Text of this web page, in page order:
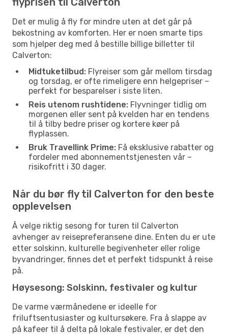
Det er mulig å fly for mindre uten at det går på
bekostning av komforten. Her er noen smarte tips
som hjelper deg med å bestille billige billetter til
Calverton:
Midtuketilbud: Flyreiser som går mellom tirsdag
og torsdag, er ofte rimeligere enn helgepriser –
perfekt for besparelser i siste liten.
Reis utenom rushtidene: Flyvninger tidlig om
morgenen eller sent på kvelden har en tendens
til å tilby bedre priser og kortere køer på
flyplassen.
Bruk Travellink Prime: Få eksklusive rabatter og
fordeler med abonnementstjenesten vår –
risikofritt i 30 dager.
Når du bør fly til Calverton for den beste
opplevelsen
Å velge riktig sesong for turen til Calverton
avhenger av reisepreferansene dine. Enten du er ute
etter solskinn, kulturelle begivenheter eller rolige
byvandringer, finnes det et perfekt tidspunkt å reise
på.
Høysesong: Solskinn, festivaler og kultur
De varme værmånedene er ideelle for
friluftsentusiaster og kultursøkere. Fra å slappe av
på kafeer til å delta på lokale festivaler, er det den